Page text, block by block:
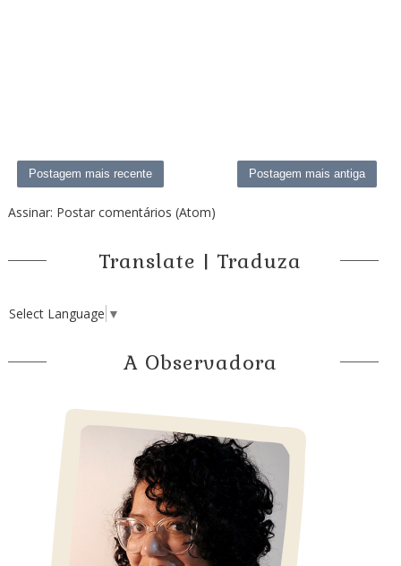
Postagem mais recente Postagem mais antiga
Assinar: Postar comentários (Atom)
Translate | Traduza
Select Language ▼
A Observadora